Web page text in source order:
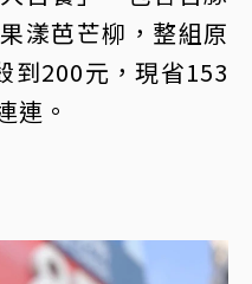
漾芭芒柳，整組原
到200元，現省153
連。